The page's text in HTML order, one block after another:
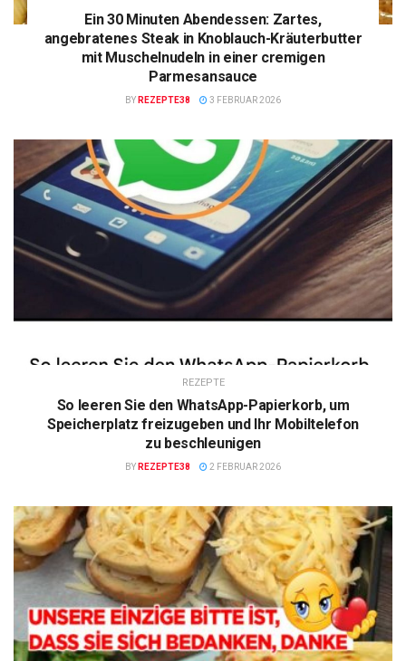
Ein 30 Minuten Abendessen: Zartes,
angebratenes Steak in Knoblauch-Kräuterbutter
mit Muschelnudeln in einer cremigen
Parmesansauce
BY REZEPTE38 3 FEBRUAR 2026
REZEPTE
So leeren Sie den WhatsApp-Papierkorb, um
Speicherplatz freizugeben und Ihr Mobiltelefon
zu beschleunigen
BY REZEPTE38 2 FEBRUAR 2026